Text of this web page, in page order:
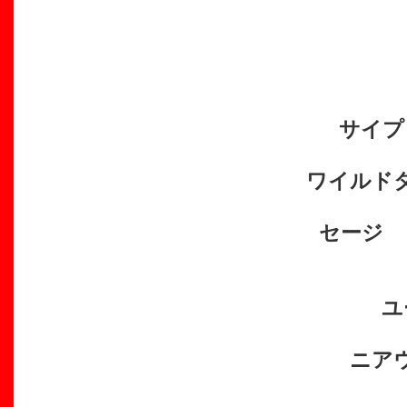
サイ
ワイルド
セージ
ニア